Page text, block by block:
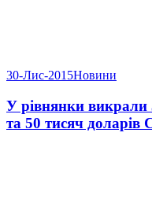
30-Лис-2015Новини
У рівнянки викрали
та 50 тисяч